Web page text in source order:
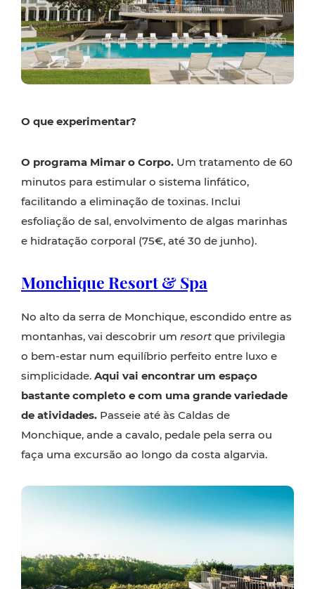
O que experimentar?
O programa Mimar o Corpo. Um tratamento de 60
minutos para estimular o sistema linfático,
facilitando a eliminação de toxinas. Inclui
esfoliação de sal, envolvimento de algas marinhas
e hidratação corporal (75€, até 30 de junho).
Monchique Resort & Spa
No alto da serra de Monchique, escondido entre as
montanhas, vai descobrir um resort que privilegia
o bem-estar num equilíbrio perfeito entre luxo e
simplicidade. Aqui vai encontrar um espaço
bastante completo e com uma grande variedade
de atividades. Passeie até às Caldas de
Monchique, ande a cavalo, pedale pela serra ou
faça uma excursão ao longo da costa algarvia.